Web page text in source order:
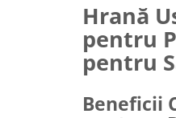
Hrană
pentru
pentru
Beneficii